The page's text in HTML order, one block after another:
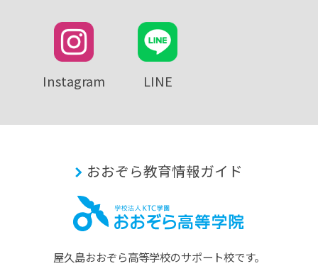
Instagram LINE
おおぞら教育情報ガイド
屋久島おおぞら⾼等学校のサポート校です。